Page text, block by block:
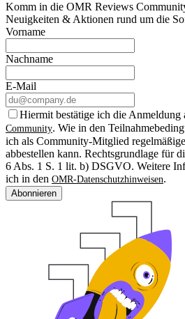
Komm in die OMR Reviews
Neuigkeiten & Aktionen rund um die
Vorname
Nachname
E-Mail
Hiermit bestätige ich die Anmeldung
Community. Wie in den
ich als Community-Mitglied
abbestellen kann. Rechtsgrundlage für
6 Abs. 1 S. 1 lit. b) DSGVO. Weitere
ich in den OMR-Datenschutzhinweisen.
Abonnieren